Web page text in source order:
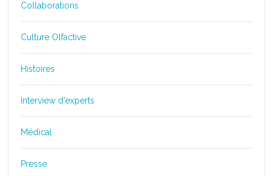
Collaborations
Culture Olfactive
Histoires
Interview d'experts
Médical
Presse